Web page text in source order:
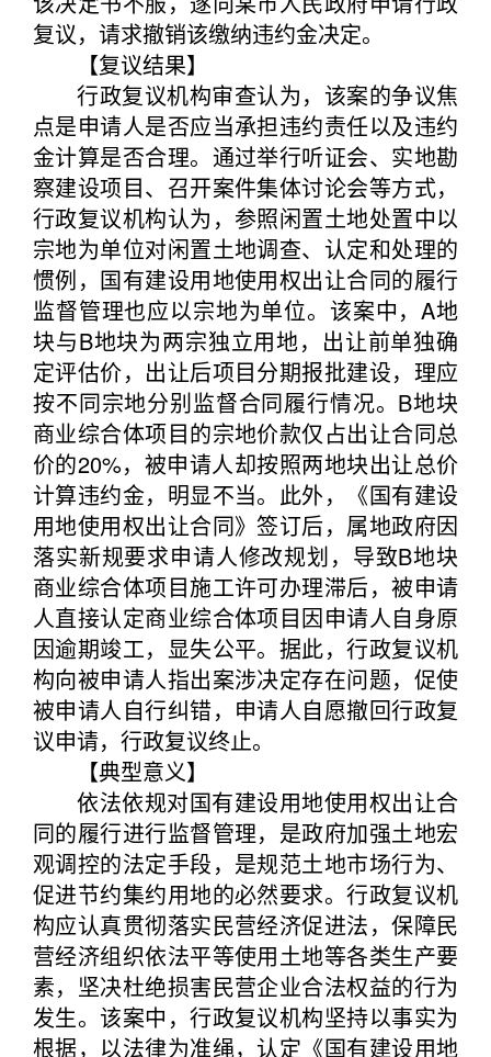
复议，请求撤销该缴纳违约金决定。
【复议结果】
行政复议机构审查认为，该案的争议焦
点是申请人是否应当承担违约责任以及违约
金计算是否合理。通过举行听证会、实地勘
察建设项目、召开案件集体讨论会等方式，
行政复议机构认为，参照闲置土地处置中以
宗地为单位对闲置土地调查、认定和处理的
惯例，国有建设用地使用权出让合同的履行
监督管理也应以宗地为单位。该案中，A地
块与B地块为两宗独立用地，出让前单独确
定评估价，出让后项目分期报批建设，理应
按不同宗地分别监督合同履行情况。B地块
商业综合体项目的宗地价款仅占出让合同总
价的20%，被申请人却按照两地块出让总价
计算违约金，明显不当。此外，《国有建设
用地使用权出让合同》签订后，属地政府因
落实新规要求申请人修改规划，导致B地块
商业综合体项目施工许可办理滞后，被申请
人直接认定商业综合体项目因申请人自身原
因逾期竣工，显失公平。据此，行政复议机
构向被申请人指出案涉决定存在问题，促使
被申请人自行纠错，申请人自愿撤回行政复
议申请，行政复议终止。
【典型意义】
依法依规对国有建设用地使用权出让合
同的履行进行监督管理，是政府加强土地宏
观调控的法定手段，是规范土地市场行为、
促进节约集约用地的必然要求。行政复议机
构应认真贯彻落实民营经济促进法，保障民
营经济组织依法平等使用土地等各类生产要
素，坚决杜绝损害民营企业合法权益的行为
发生。该案中，行政复议机构坚持以事实为
根据，以法律为准绳，认定《国有建设用地